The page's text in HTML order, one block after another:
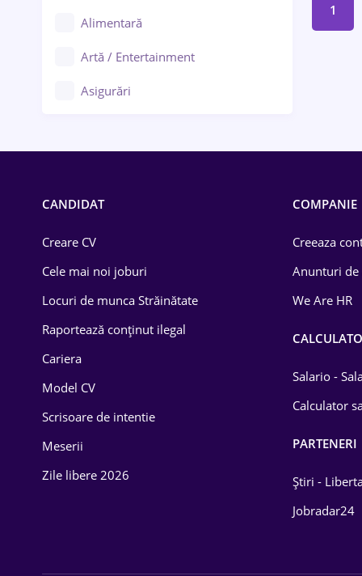
Alimentară
Artă / Entertainment
Asigurări
Drept
Educație / Training
Energetică
Farma
1
CANDIDAT
Creare CV
Cele mai noi joburi
Locuri de munca Străinătate
Raportează conținut ilegal
Cariera
Model CV
Scrisoare de intentie
Meserii
Zile libere 2026
COMPANIE
Creeaza
Anunturi de
We Are HR
Salario -
Calculator
PARTENERI
Știri -
Jobradar24